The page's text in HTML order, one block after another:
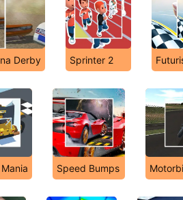
Derby Sprinter 2
Speed Bumps